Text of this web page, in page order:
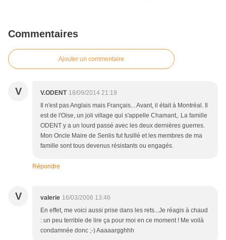
Commentaires
Ajouter un commentaire
V V.ODENT 18/09/2014 21:19
Il n'est pas Anglais mais Français... Avant, il était à Montréal. Il
est de l'Oise, un joli village qui s'appelle Chamant,. La famille
ODENT y a un lourd passé avec les deux dernières guerres.
Mon Oncle Maire de Senlis fut fusillé et les membres de ma
famille sont tous devenus résistants ou engagés.
Répondre
V valerie 16/03/2006 13:46
En effet, me voici aussi prise dans les rets...Je réagis à chaud
: un peu terrible de lire ça pour moi en ce moment ! Me voilà
condamnée donc ;-) Aaaaargghhh